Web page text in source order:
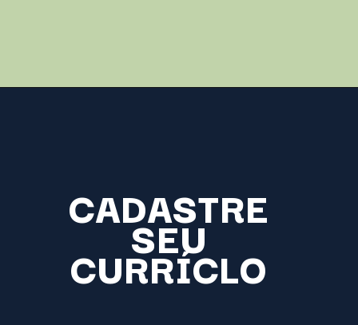
CADASTRE
SEU
CURRÍCLO